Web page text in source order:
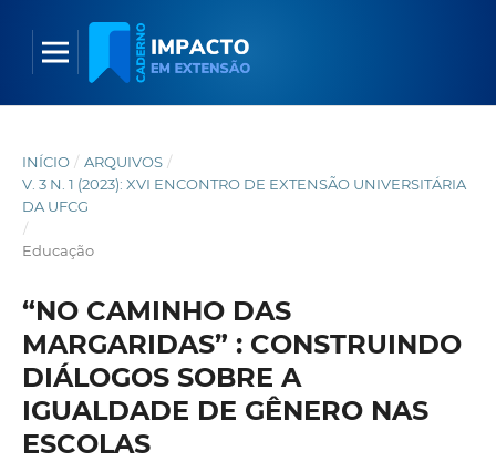
INÍCIO / ARQUIVOS /
V. 3 N. 1 (2023): XVI ENCONTRO DE EXTENSÃO UNIVERSITÁRIA
DA UFCG
/
Educação
“NO CAMINHO DAS
MARGARIDAS” : CONSTRUINDO
DIÁLOGOS SOBRE A
IGUALDADE DE GÊNERO NAS
ESCOLAS